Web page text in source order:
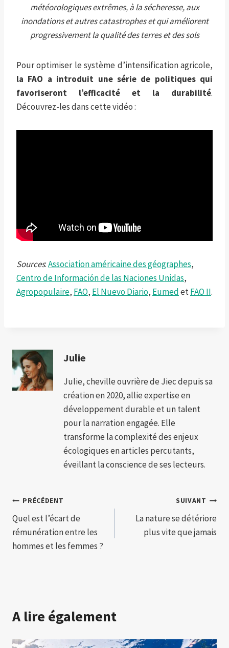
météorologiques extrêmes, à la sécheresse, aux
inondations et autres catastrophes et qui améliorent
progressivement la qualité des terres et des sols
Pour optimiser le système d’intensification agricole,
la FAO a introduit une série de politiques qui
favoriseront l’efficacité et la durabilité.
Découvrez-les dans cette vidéo :
Sources:Association américaine des géographes,
Centro de Información de las Naciones Unidas,
Agropopulaire, FAO, El Nuevo Diario, EumedetFAO II.
Julie
Julie, cheville ouvrière de Jiec depuis sa
création en 2020, allie expertise en
développement durable et un talent
pour la narration engagée. Elle
transforme la complexité des enjeux
écologiques en articles percutants,
éveillant la conscience de ses lecteurs.
Navigation
de
l’article
PRÉCÉDENT
Quel est l’écart de
rémunération entre les
hommes et les femmes ?
SUIVANT
La nature se détériore
plus vite que jamais
A lire également